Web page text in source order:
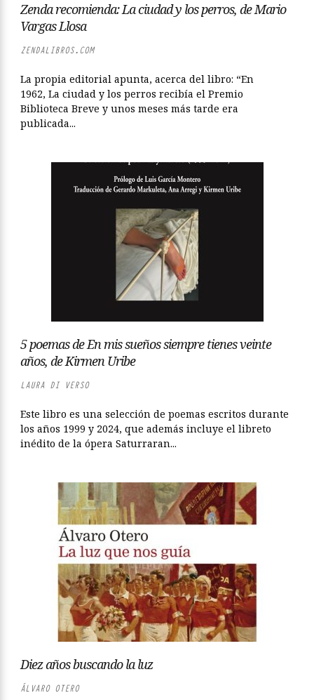
Zenda recomienda: La ciudad y los perros, de Mario
Vargas Llosa
ZENDALIBROS.COM
La propia editorial apunta, acerca del libro: “En
1962, La ciudad y los perros recibía el Premio
Biblioteca Breve y unos meses más tarde era
publicada...
5 poemas de En mis sueños siempre tienes veinte
años, de Kirmen Uribe
LAURA DI VERSO
Este libro es una selección de poemas escritos durante
los años 1999 y 2024, que además incluye el libreto
inédito de la ópera Saturraran...
Diez años buscando la luz
ÁLVARO OTERO